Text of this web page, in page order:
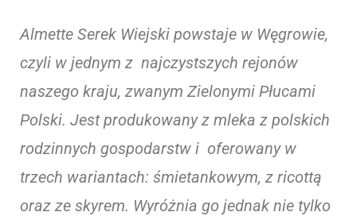
Almette Serek Wiejski powstaje w Węgrowie,
czyli w jednym z najczystszych rejonów
naszego kraju, zwanym Zielonymi Płucami
Polski. Jest produkowany z mleka z polskich
rodzinnych gospodarstw i oferowany w
trzech wariantach: śmietankowym, z ricottą
oraz ze skyrem. Wyróżnia go jednak nie tylko